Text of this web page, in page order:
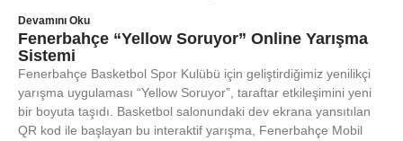
Devamını Oku
Fenerbahçe “Yellow Soruyor” Online Yarışma
Sistemi
Fenerbahçe Basketbol Spor Kulübü için geliştirdiğimiz yenilikçi
yarışma uygulaması “Yellow Soruyor”, taraftar etkileşimini yeni
bir boyuta taşıdı. Basketbol salonundaki dev ekrana yansıtılan
QR kod ile başlayan bu interaktif yarışma, Fenerbahçe Mobil